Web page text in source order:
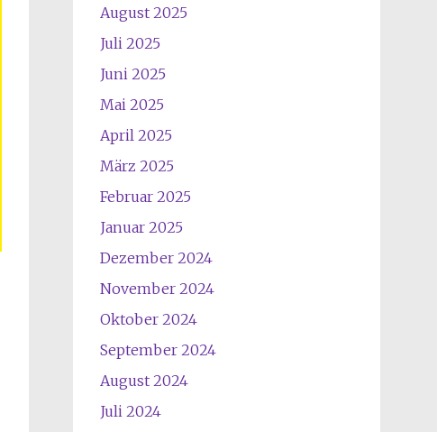
August 2025
Juli 2025
Juni 2025
Mai 2025
April 2025
März 2025
Februar 2025
Januar 2025
Dezember 2024
November 2024
Oktober 2024
September 2024
August 2024
Juli 2024